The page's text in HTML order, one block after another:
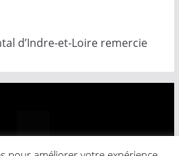
d’Indre-et-Loire remercie